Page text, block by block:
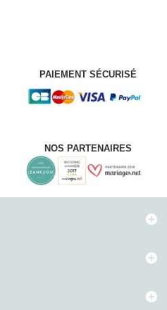
PAIEMENT SÉCURISÉ
NOS PARTENAIRES